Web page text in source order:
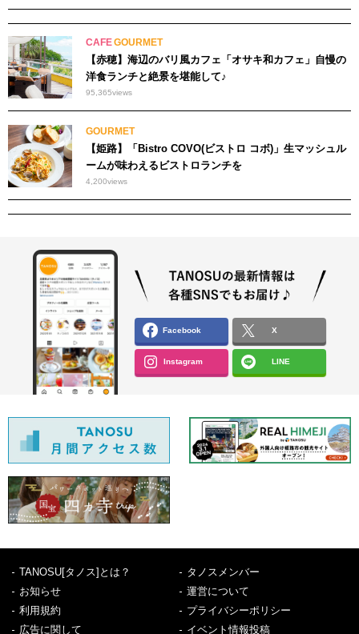
CAFEGOURMET
【赤穂】海辺のバリ風カフェ「オサキ和カフェ」自慢の
洋食ランチと絶景を堪能して♪
95,365views
GOURMET
【姫路】「Bistro COVO(ビストロ コボ)」生マッシュル
ームが味わえるビストロランチを
4,200views
Facebook X
Instagram LINE
TANOSU[タノス]とは？
タノスメンバー
お知らせ
運営について
利用規約
プライバシーポリシー
広告に関して
イベント情報投稿